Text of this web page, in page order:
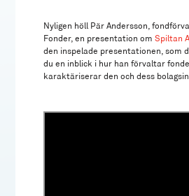
Nyligen höll Pär Andersson,
Fonder, en presentation omSpiltan
den inspelade presentationen, som
du en inblick i hur han förvaltar
karaktäriserar den och dess